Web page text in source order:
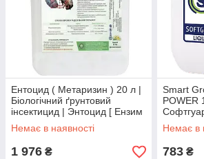
Ентоцид ( Метаризин ) 20 л |
Біологічний ґрунтовий
інсектицид | Энтоцид [ Ензим
Агро ]
Немає в наявності
1 976 ₴
Smart
POWER
рослин
Немає в
783 ₴